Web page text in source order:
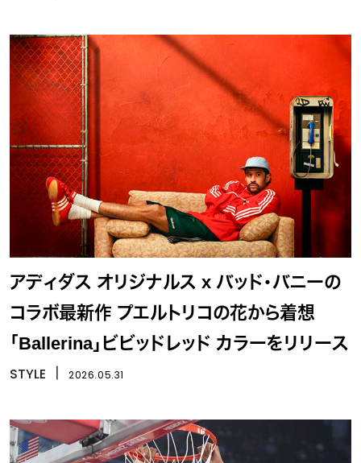
アディダス オリジナルス x バッド・バニーの
コラボ最新作 プエルトリコの花から着想
「Ballerina」ビビッドレッド カラーをリリース
STYLE 2026.05.31